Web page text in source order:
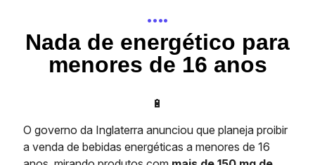
….
Nada de energético para
menores de 16 anos
🔋
O governo da Inglaterra anunciou que planeja proibir
a venda de bebidas energéticas a menores de 16